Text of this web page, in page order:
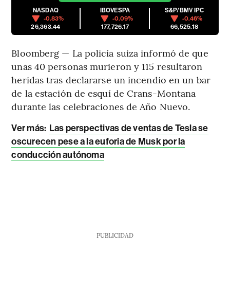
NASDAQ
-0.83%
26,363.44
IBOVESPA
-0.09%
177,726.17
S&P/BMV IPC
-0.46%
66,525.18
Bloomberg — La policía suiza informó de que
unas 40 personas murieron y 115 resultaron
heridas tras declararse un incendio en un bar
de la estación de esquí de Crans-Montana
durante las celebraciones de Año Nuevo.
Ver más: Las perspectivas de ventas de Tesla se
oscurecen pese a la euforia de Musk por la
conducción autónoma
PUBLICIDAD